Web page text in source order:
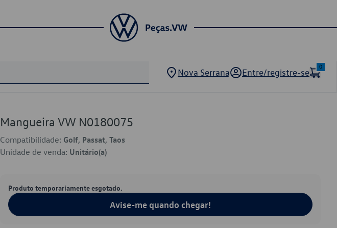
Nova Serrana Entre/registre-se
0
Mangueira VW N0180075
Compatibilidade: Golf, Passat, Taos
Unidade de venda: Unitário(a)
Produto temporariamente esgotado.
Avise-me quando chegar!